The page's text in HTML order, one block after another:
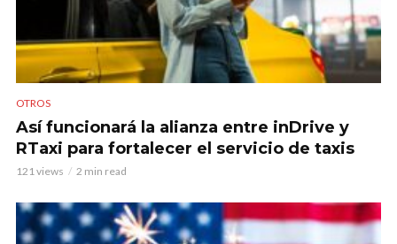
OTROS
Así funcionará la alianza entre inDrive y
RTaxi para fortalecer el servicio de taxis
121 views 2 min read